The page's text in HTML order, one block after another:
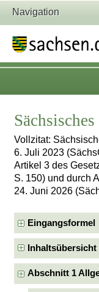
Navigation
Vollzitat:
6. Juli 2023
Artikel 3 des
S. 150) und durch
24. Juni 2026
Eingangsformel
Inhaltsübersicht
Abschnitt 1